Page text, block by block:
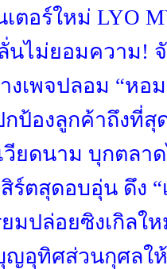
ตอร์ใหม่ LYO
นไม่ยอมความ!
งเพจปลอม “หอ
ป้องลูกค้าถึงที่สุ
วียดนาม บุกตล
ร์ตสุดอบอุ่น ดึง “
มปล่อยซิงเกิลใ
ญอุทิศส่วนกุศลใ